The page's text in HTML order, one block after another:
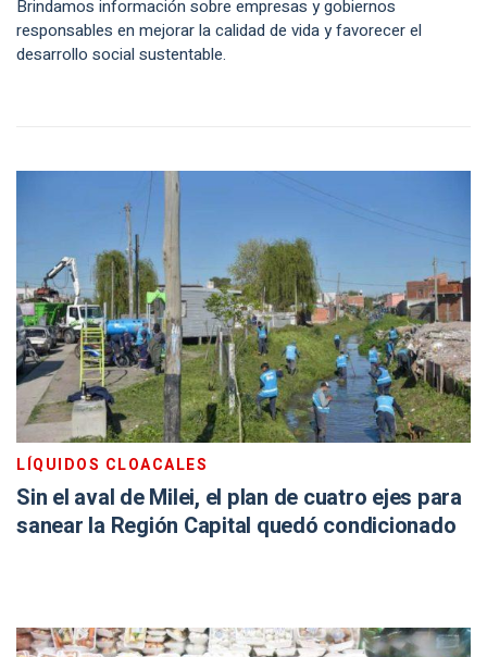
Brindamos información sobre empresas y gobiernos
responsables en mejorar la calidad de vida y favorecer el
desarrollo social sustentable.
LÍQUIDOS CLOACALES
Sin el aval de Milei, el plan de cuatro ejes para
sanear la Región Capital quedó condicionado